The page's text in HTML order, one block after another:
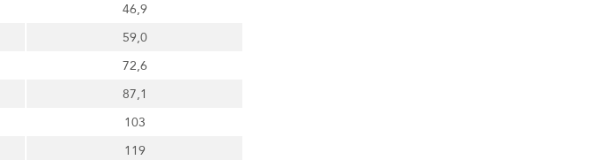
46,9
59,0
72,6
87,1
103
119